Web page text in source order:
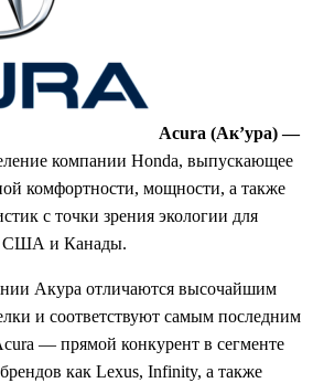
Acura (Ак’ура) —
компании Honda, выпускающее
комфортности, мощности, а также
с точки зрения экологии для
США и Канады.
Акура отличаются высочайшим
и соответствуют самым последним
— прямой конкурент в сегменте
как Lexus, Infinity, а также